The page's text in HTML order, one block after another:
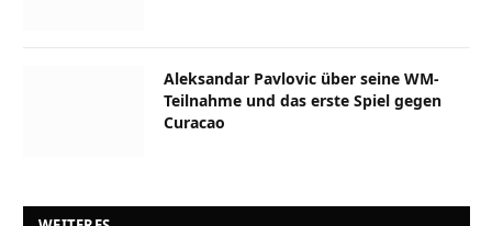
Aleksandar Pavlovic über seine WM-
Teilnahme und das erste Spiel gegen
Curacao